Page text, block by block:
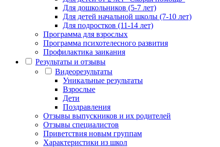
Для дошкольников (5-7 лет)
Для детей начальной школы (7-10 лет)
Для подростков (11-14 лет)
Программа для взрослых
Программа психотелесного развития
Профилактика заикания
Результаты и отзывы
Видеорезультаты
Уникальные результаты
Взрослые
Дети
Поздравления
Отзывы выпускников и их родителей
Отзывы специалистов
Приветствия новым группам
Характеристики из школ